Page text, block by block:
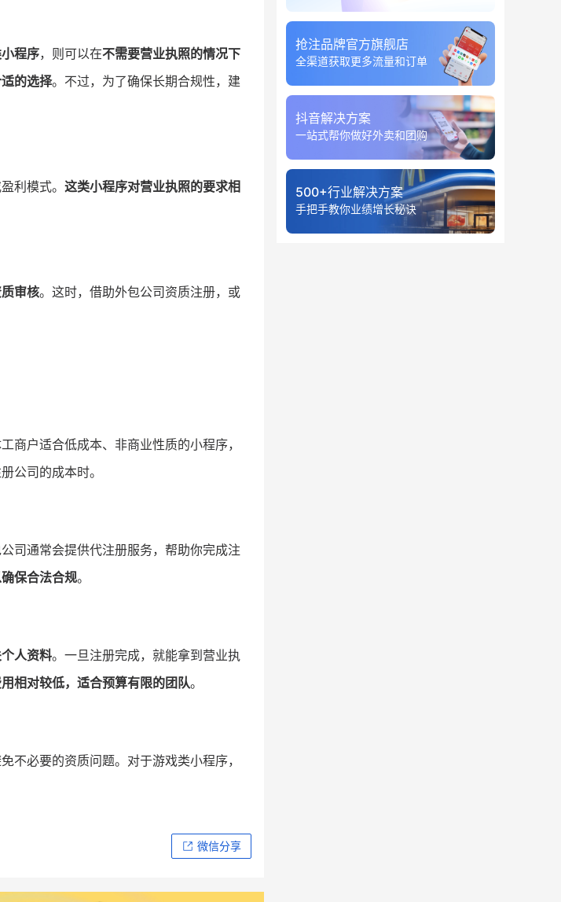
程序，则可以在不需要营业执照的情况下
的选择。不过，为了确保长期合规性，建
利模式。 这类小程序对营业执照的要求相
审核。这时，借助外包公司资质注册，或
商户适合低成本、非商业性质的小程序，
公司的成本时。
司通常会提供代注册服务，帮助你完成注
保合法合规。
人资料。一旦注册完成，就能拿到营业执
相对较低，适合预算有限的团队。
不必要的资质问题。对于游戏类小程序，
微信分享
抢注品牌官方旗舰店
全渠道获取更多流量和订单
抖音解决方案
一站式帮你做好外卖和团购
500+行业解决方案
手把手教你业绩增长秘诀